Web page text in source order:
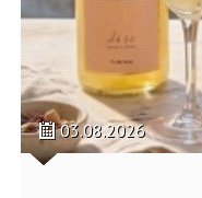
03.08.2026